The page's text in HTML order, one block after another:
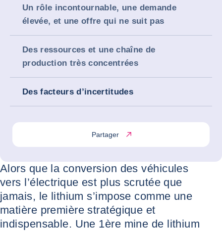
Un rôle incontournable, une demande
élevée, et une offre qui ne suit pas
Des ressources et une chaîne de
production très concentrées
Des facteurs d’incertitudes
Partager
Alors que la conversion des véhicules
vers l’électrique est plus scrutée que
jamais, le lithium s’impose comme une
matière première stratégique et
indispensable. Une 1ère mine de lithium